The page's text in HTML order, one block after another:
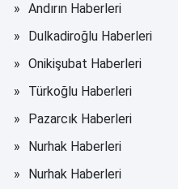
Andırın Haberleri
Dulkadiroğlu Haberleri
Onikişubat Haberleri
Türkoğlu Haberleri
Pazarcık Haberleri
Nurhak Haberleri
Nurhak Haberleri